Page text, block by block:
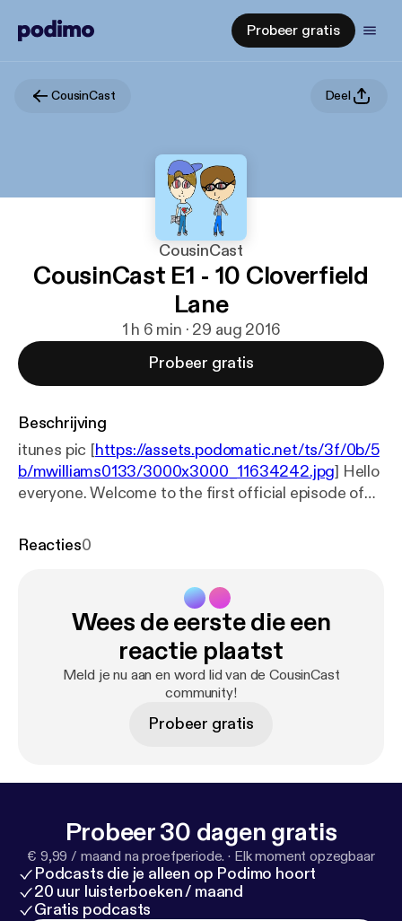
Probeer gratis
CousinCast Deel
CousinCast
CousinCast E1 - 10 Cloverfield
Lane
1 h 6 min · 29 aug 2016
Probeer gratis
Beschrijving
itunes pic [https://assets.podomatic.net/ts/3f/0b/5
b/mwilliams0133/3000x3000_11634242.jpg] Hello
everyone. Welcome to the first official episode of
Cloverfield Lane. Come hear our thoughts about the
Reacties0
Wees de eerste die een
reactie plaatst
Meld je nu aan en word lid van de CousinCast
community!
Probeer gratis
Probeer 30 dagen gratis
€ 9,99 / maand na proefperiode. · Elk moment opzegbaar
Podcasts die je alleen op Podimo hoort
20 uur luisterboeken / maand
Gratis podcasts